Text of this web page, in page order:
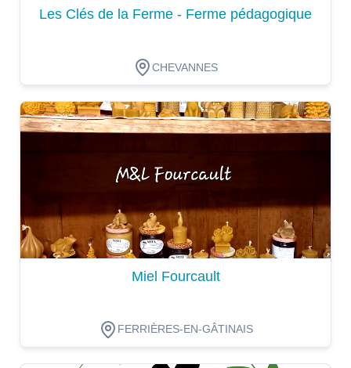
Les Clés de la Ferme - Ferme pédagogique
CHEVANNES
Dégustation
Miel Fourcault
FERRIÈRES-EN-GÂTINAIS